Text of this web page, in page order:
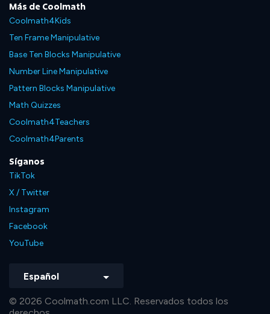
Más de Coolmath
Coolmath4Kids
Ten Frame Manipulative
Base Ten Blocks Manipulative
Number Line Manipulative
Pattern Blocks Manipulative
Math Quizzes
Coolmath4Teachers
Coolmath4Parents
Síganos
TikTok
X / Twitter
Instagram
Facebook
YouTube
Español
© 2026 Coolmath.com LLC. Reservados todos los